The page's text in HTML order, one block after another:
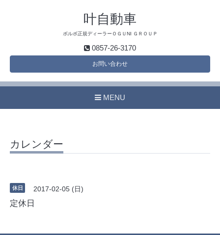
叶自動車
ボルボ正規ディーラーＯＧＵNI ＧＲＯＵＰ
0857-26-3170
お問い合わせ
MENU
カレンダー
休日 2017-02-05 (日)
定休日